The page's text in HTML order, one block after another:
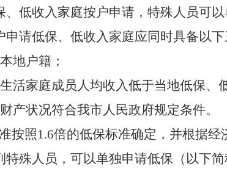
、低收入家庭按户申请，特殊人员可以
申请低保、低收入家庭应同时具备以下
地户籍；
生活家庭成员人均收入低于当地低保、
产状况符合我市人民政府规定条件。
按照1.6倍的低保标准确定，并根据经
特殊人员，可以单独申请低保（以下